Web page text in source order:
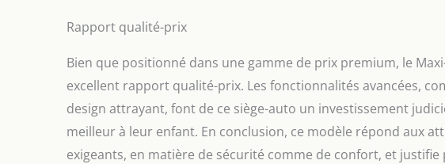
Rapport qualité-prix
Bien que positionné dans une gamme de prix premium, le
excellent rapport qualité-prix. Les fonctionnalités avancées,
design attrayant, font de ce siège-auto un investissement
meilleur à leur enfant. En conclusion, ce modèle répond aux
exigeants, en matière de sécurité comme de confort, et